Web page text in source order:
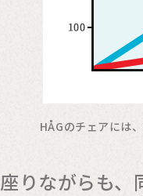
HÅGのチェアには
座りながらも、